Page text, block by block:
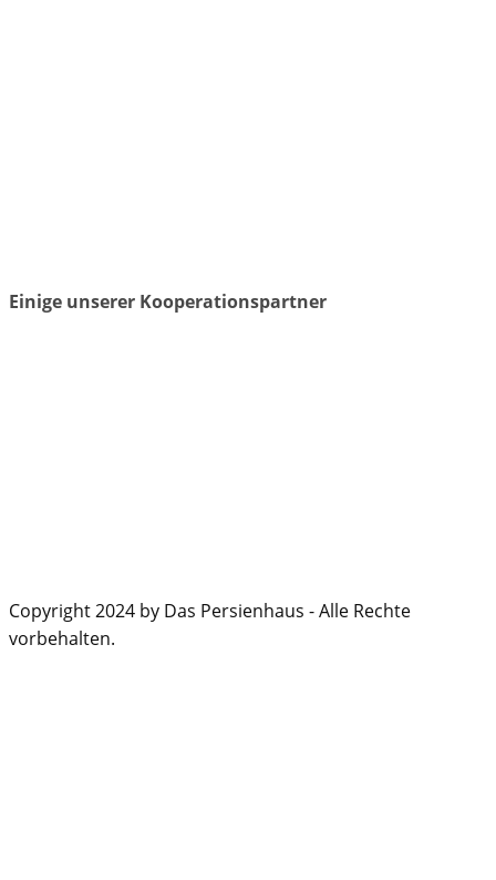
Einige unserer Kooperationspartner
Copyright 2024 by Das Persienhaus - Alle Rechte
vorbehalten.